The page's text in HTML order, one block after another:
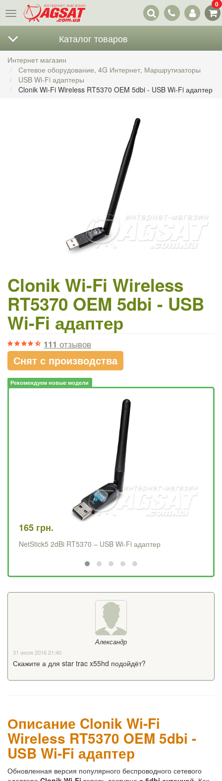
Меню
Наши
контакты
0
Каталог товаров
Интернет магазин
Сетевое оборудование, 4G Интернет, Маршрутизаторы
USB Wi-Fi адаптеры
Clonik Wi-Fi Wireless RT5370 OEM 5dbi - USB Wi-Fi адаптер
Clonik Wi-Fi Wireless
RT5370 OEM 5dbi - USB
Wi-Fi адаптер
111 отзывов
Снят с производства
Рекомендуем новые модели
165 грн.
NetStick5 2dBi RT5370 – USB Wi-Fi адаптер
Александр
31 июля 2016 21:40
Скажите а для star trac x55hd подойдёт?
Описание Clonik Wi-Fi
Wireless RT5370 OEM 5dbi -
USB Wi-Fi адаптер
Обновленная версия популярного беспроводного сетевого